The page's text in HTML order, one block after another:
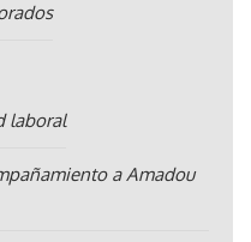
laboral
a Amadou